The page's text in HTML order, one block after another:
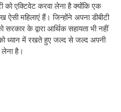
एक्टिवेट करवा लेना है क्योंकि एक
ऐसी महिलाएं हैं। जिन्होंने अपना डीबीटी
के द्वारा आर्थिक सहायता भी नहीं
ध्यान में रखते हुए जल्द से जल्द अपनी
लेना है।